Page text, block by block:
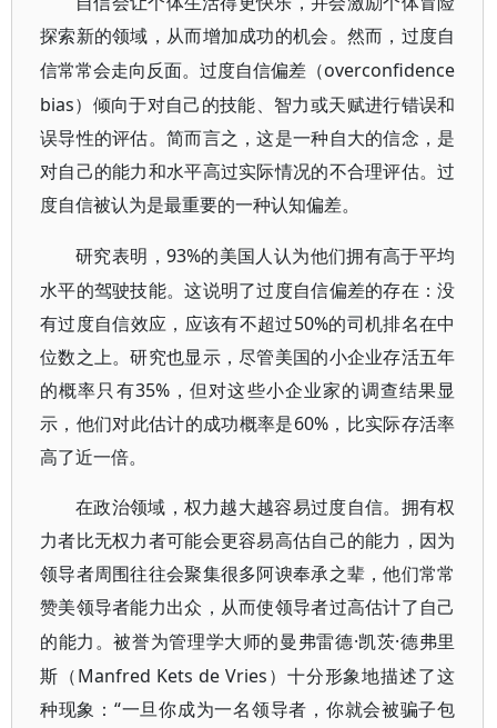
探索新的领域，从而增加成功的机会。然而，过度自
信常常会走向反面。过度自信偏差（overconfidence
bias）倾向于对自己的技能、智力或天赋进行错误和
误导性的评估。简而言之，这是一种自大的信念，是
对自己的能力和水平高过实际情况的不合理评估。过
度自信被认为是最重要的一种认知偏差。
研究表明， 93%的美国人认为他们拥有高于平均
水平的驾驶技能。这说明了过度自信偏差的存在：没
有过度自信效应，应该有不超过50%的司机排名在中
位数之上。研究也显示，尽管美国的小企业存活五年
的概率只有35%，但对这些小企业家的调查结果显
示，他们对此估计的成功概率是60%，比实际存活率
高了近一倍。
在政治领域，权力越大越容易过度自信。拥有权
力者比无权力者可能会更容易高估自己的能力，因为
领导者周围往往会聚集很多阿谀奉承之辈，他们常常
赞美领导者能力出众，从而使领导者过高估计了自己
的能力。被誉为管理学大师的曼弗雷德·凯茨·德弗里
斯（Manfred Kets de Vries）十分形象地描述了这
种现象：“一旦你成为一名领导者，你就会被骗子包